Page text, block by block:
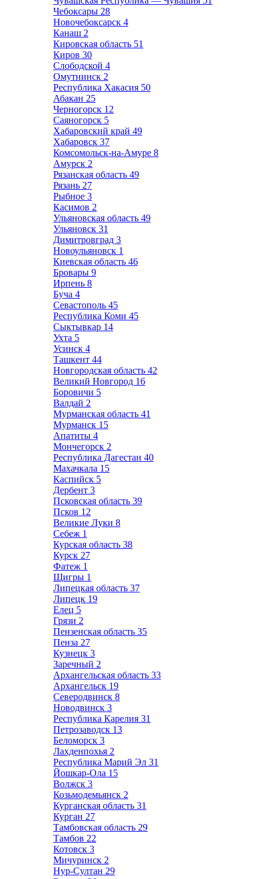
Чебоксары 28
Новочебоксарск 4
Канаш 2
Кировская область 51
Киров 30
Слободской 4
Омутнинск 2
Республика Хакасия 50
Абакан 25
Черногорск 12
Саяногорск 5
Хабаровский край 49
Хабаровск 37
Комсомольск-на-Амуре 8
Амурск 2
Рязанская область 49
Рязань 27
Рыбное 3
Касимов 2
Ульяновская область 49
Ульяновск 31
Димитровград 3
Новоульяновск 1
Киевская область 46
Бровары 9
Ирпень 8
Буча 4
Севастополь 45
Республика Коми 45
Сыктывкар 14
Ухта 5
Усинск 4
Ташкент 44
Новгородская область 42
Великий Новгород 16
Боровичи 5
Валдай 2
Мурманская область 41
Мурманск 15
Апатиты 4
Мончегорск 2
Республика Дагестан 40
Махачкала 15
Каспийск 5
Дербент 3
Псковская область 39
Псков 12
Великие Луки 8
Себеж 1
Курская область 38
Курск 27
Фатеж 1
Щигры 1
Липецкая область 37
Липецк 19
Елец 5
Грязи 2
Пензенская область 35
Пенза 27
Кузнецк 3
Заречный 2
Архангельская область 33
Архангельск 19
Северодвинск 8
Новодвинск 3
Республика Карелия 31
Петрозаводск 13
Беломорск 3
Лахденпохья 2
Республика Марий Эл 31
Йошкар-Ола 15
Волжск 3
Козьмодемьянск 2
Курганская область 31
Курган 27
Тамбовская область 29
Тамбов 22
Котовск 3
Мичуринск 2
Нур-Султан 29